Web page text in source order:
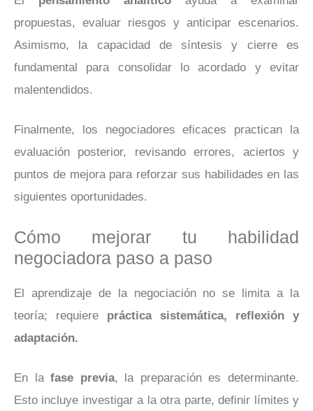
propuestas, evaluar riesgos y anticipar escenarios.
Asimismo, la capacidad de síntesis y cierre es
fundamental para consolidar lo acordado y evitar
malentendidos.
Finalmente, los negociadores eficaces practican la
evaluación posterior, revisando errores, aciertos y
puntos de mejora para reforzar sus habilidades en las
siguientes oportunidades.
Cómo mejorar tu habilidad
negociadora paso a paso
El aprendizaje de la negociación no se limita a la
teoría; requiere práctica sistemática, reflexión y
adaptación.
En lafase previa, la preparación es determinante.
Esto incluye investigar a la otra parte, definir límites y